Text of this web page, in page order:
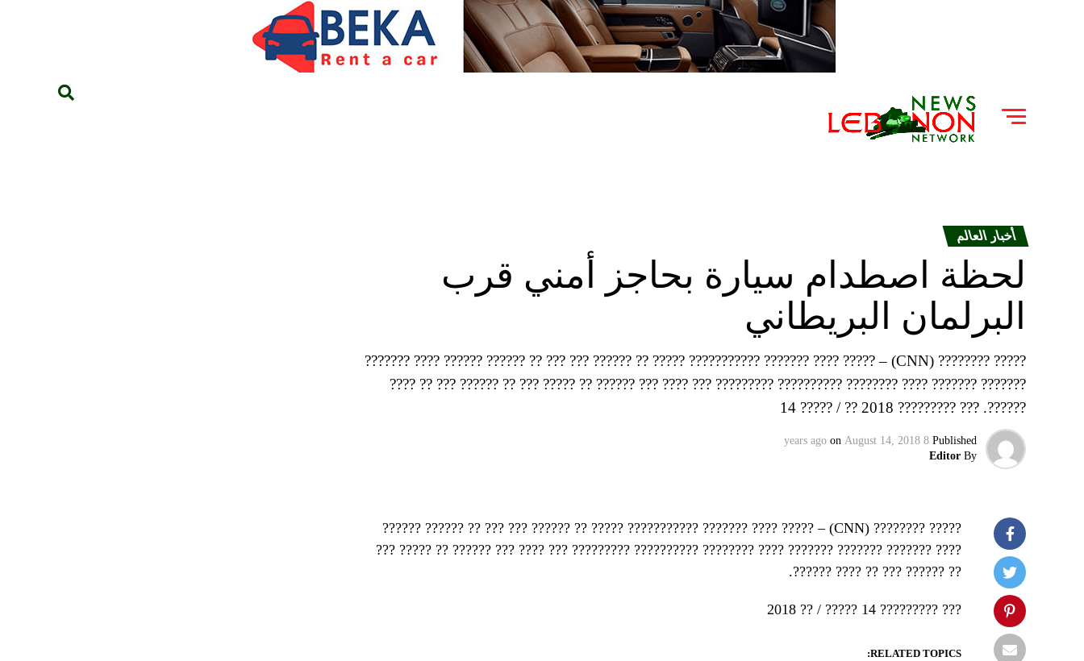
أخبار العالم
لحظة اصطدام سيارة بحاجز أمني قرب
البرلمان البريطاني
????? ???????? (CNN) – ????? ???? ??????? ??????????? ????? ?? ?????? ??? ??? ?? ?????? ?????? ???? ???????
??????? ??????? ???? ???????? ?????????? ????????? ??? ???? ??? ?????? ?? ????? ??? ?? ?????? ??? ?? ????
??????. ??? ????????? 14 ????? / ?? 2018
Published
8 years ago
on August 14, 2018
By
Editor
????? ???????? (CNN) – ????? ???? ??????? ??????????? ????? ?? ?????? ??? ??? ?? ?????? ??????
???? ??????? ??????? ??????? ???? ???????? ?????????? ????????? ??? ???? ??? ?????? ?? ????? ???
?? ?????? ??? ?? ???? ??????.
???
????????
?
14
????? / ??
2018
RELATED TOPICS: